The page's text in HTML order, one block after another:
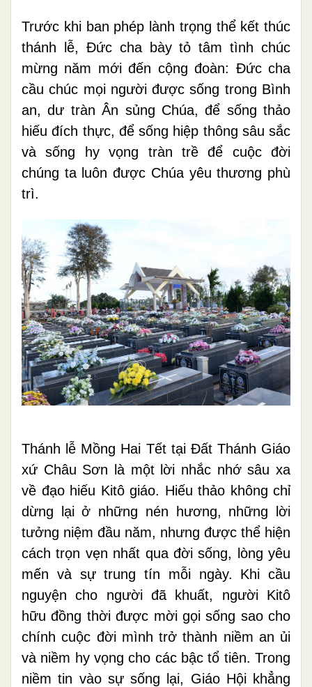
Trước khi ban phép lành trọng thể kết thúc
thánh lễ, Đức cha bày tỏ tâm tình chúc
mừng năm mới đến cộng đoàn: Đức cha
cầu chúc mọi người được sống trong Bình
an, dư tràn Ân sủng Chúa, để sống thảo
hiếu đích thực, để sống hiệp thông sâu sắc
và sống hy vọng tràn trề để cuộc đời
chúng ta luôn được Chúa yêu thương phù
trì.
Thánh lễ Mồng Hai Tết tại Đất Thánh Giáo
xứ Châu Sơn là một lời nhắc nhớ sâu xa
về đạo hiếu Kitô giáo. Hiếu thảo không chỉ
dừng lại ở những nén hương, những lời
tưởng niệm đầu năm, nhưng được thể hiện
cách trọn vẹn nhất qua đời sống, lòng yêu
mến và sự trung tín mỗi ngày. Khi cầu
nguyện cho người đã khuất, người Kitô
hữu đồng thời được mời gọi sống sao cho
chính cuộc đời mình trở thành niềm an ủi
và niềm hy vọng cho các bậc tổ tiên. Trong
niềm tin vào sự sống lại, Giáo Hội khẳng